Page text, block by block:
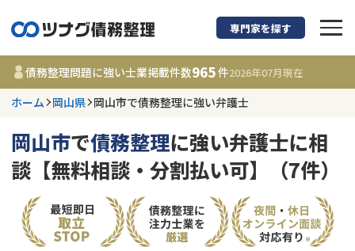
債務整理に強い弁
岡山県
事務所 965
件
更新日 :2026年07月31日
相談内容で探す
専門家を探す
債務整理問題に強い士業掲載件数965件2026年07月現在
ホーム 岡山県 岡山市で債務整理に強い弁護士
岡山市で債務整理に強い弁護士に相
談【無料相談・分割払い可】（7件）